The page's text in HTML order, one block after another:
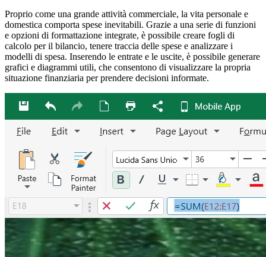
Proprio come una grande attività commerciale, la vita personale e
domestica comporta spese inevitabili. Grazie a una serie di funzioni
e opzioni di formattazione integrate, è possibile creare fogli di
calcolo per il bilancio, tenere traccia delle spese e analizzare i
modelli di spesa. Inserendo le entrate e le uscite, è possibile generare
grafici e diagrammi utili, che consentono di visualizzare la propria
situazione finanziaria per prendere decisioni informate.